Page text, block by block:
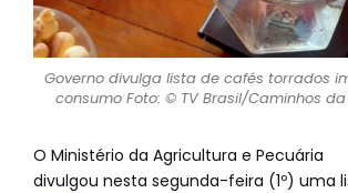
Governo divulga lista de cafés torrados
consumo Foto: © TV Brasil/Caminhos
O Ministério da Agricultura e Pecuária
divulgou nesta segunda-feira (1º) uma